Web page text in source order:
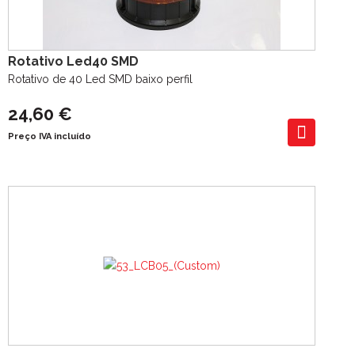
Rotativo Led40 SMD
Rotativo de 40 Led SMD baixo perfil
24,60 €
Preço IVA incluído